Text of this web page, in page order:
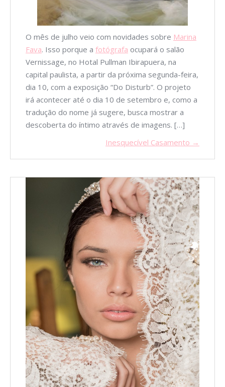
O mês de julho veio com novidades sobre Marina
Fava. Isso porque a fotógrafa ocupará o salão
Vernissage, no Hotal Pullman Ibirapuera, na
capital paulista, a partir da próxima segunda-feira,
dia 10, com a exposição “Do Disturb”. O projeto
irá acontecer até o dia 10 de setembro e, como a
tradução do nome já sugere, busca mostrar a
descoberta do íntimo através de imagens. […]
Inesquecível Casamento →